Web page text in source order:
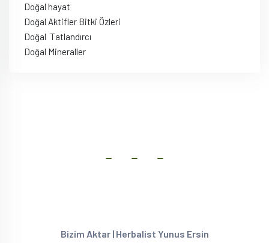
Doğal hayat
Doğal Aktifler Bitki Özleri
Doğal Tatlandırcı
Doğal Mineraller
Bizim Aktar | Herbalist Yunus Ersin